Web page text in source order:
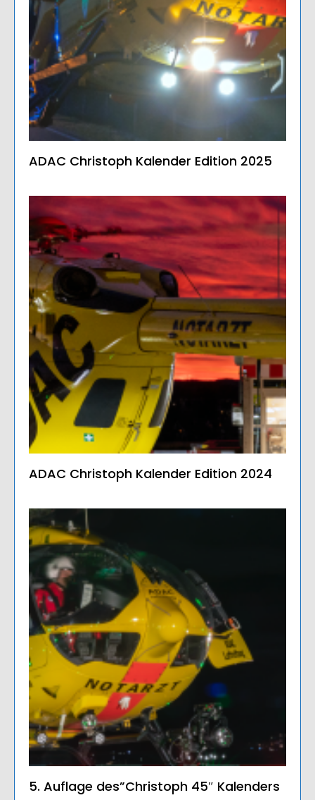
ADAC Christoph Kalender Edition 2025
ADAC Christoph Kalender Edition 2024
5. Auflage des”Christoph 45″ Kalenders